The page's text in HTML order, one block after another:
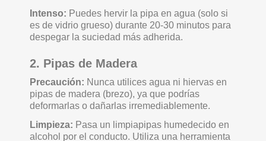
Intenso: Puedes hervir la pipa en agua (solo si
es de vidrio grueso) durante 20-30 minutos para
despegar la suciedad más adherida.
2. Pipas de Madera
Precaución: Nunca utilices agua ni hiervas en
pipas de madera (brezo), ya que podrías
deformarlas o dañarlas irremediablemente.
Limpieza: Pasa un limpiapipas humedecido en
alcohol por el conducto. Utiliza una herramienta